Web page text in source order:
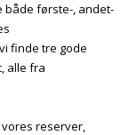
første-, andet-
finde tre gode
alle fra
reserver,